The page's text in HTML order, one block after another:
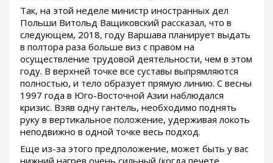
Так, на этой неделе министр иностранных дел
Польши Витольд Ващиковский рассказал, что в
следующем, 2018, году Варшава планирует выдать
в полтора раза больше виз с правом на
осуществление трудовой деятельности, чем в этом
году. В верхней точке все суставы выпрямляются
полностью, и тело образует прямую линию. С весны
1997 года в Юго-Восточной Азии наблюдался
кризис. Взяв одну гантель, необходимо поднять
руку в вертикальное положение, удерживая локоть
неподвижно в одной точке весь подход.
Еще из-за этого предположение, может быть у вас
нижний нагрев очень сильный (когда печете